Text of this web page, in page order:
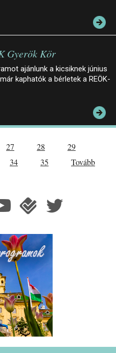
Gyerök Kör
ajánlunk a kicsiknek június
kaphatók a bérletek a REÖK-
27 28
29
34 35
Tovább